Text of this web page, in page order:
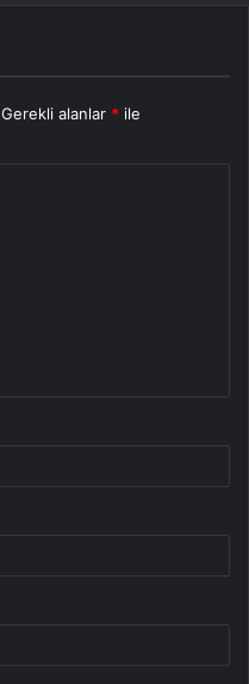
Gerekli alanlar * ile